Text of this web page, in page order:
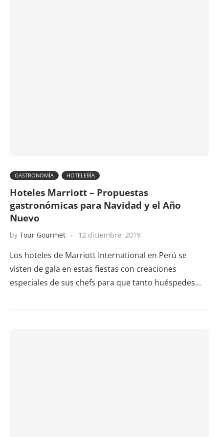
GASTRONOMÍA HOTELERÍA
Hoteles Marriott – Propuestas
gastronómicas para Navidad y el Año
Nuevo
by Tour Gourmet 12 diciembre, 2019
Los hoteles de Marriott International en Perú se
visten de gala en estas fiestas con creaciones
especiales de sus chefs para que tanto huéspedes…